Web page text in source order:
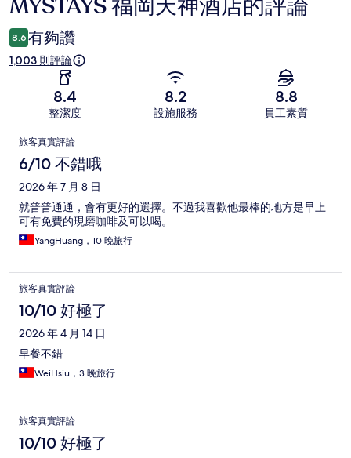
評
論
MYSTAYS 福岡天神酒店的評論
8.6 有夠讚
1,003 則評論
8.4
整潔度
8.2
設施服務
8.8
員工素質
評
論
旅客真實評論
6/10 不錯哦
2026 年 7 月 8 日
就普普通通，會有更好的選擇。不過我喜歡他最棒的地方是早上
可有免費的現磨咖啡及可以喝。
YangHuang，10 晚旅行
旅客真實評論
10/10 好極了
2026 年 4 月 14 日
早餐不錯
WeiHsiu，3 晚旅行
旅客真實評論
10/10 好極了